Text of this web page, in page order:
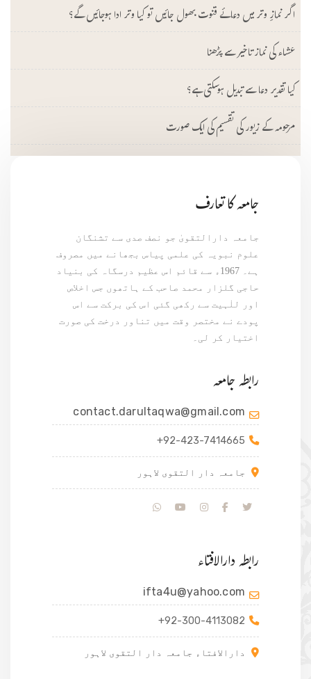
اگر نمازِ وتر میں دعائے قنوت بھول جائیں تو کیا وتر ادا ہوجائیں گے؟
عشاء کی نماز تاخیر سے پڑھنا
کیا تقدیر دعا سے تبدیل ہوسکتی ہے؟
مرحومہ کے زیور کی تقسیم کی ایک صورت
جامعہ کا تعارف
جامعہ دارالتقویٰ جو نصف صدی سے تشنگان
علوم نبویہ کی علمی پیاس بجھانے میں مصروف
ہے۔ 1967ء سے قائم اس عظیم درسگاہ کی بنیاد
حاجی گلزار محمد صاحب کے ہاتھوں جس اخلاص
اور للٰہیت سے رکھی گئی اس کی برکت سے اس
پودے نے مختصر وقت میں تناور درخت کی صورت
اختیار کر لی۔
رابطہ جامعہ
contact.darultaqwa@gmail.com
+92-423-7414665
جامعہ دار التقوی لاہور
رابطہ دارالافتاء
ifta4u@yahoo.com
+92-300-4113082
دارالافتاء جامعہ دار التقوی لاہور